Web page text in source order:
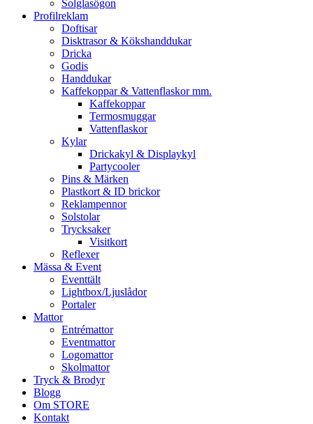
Solglasögon
Profilreklam
Doftisar
Disktrasor & Kökshanddukar
Dricka
Godis
Handdukar
Kaffekoppar & Vattenflaskor mm.
Kaffekoppar
Termosmuggar
Vattenflaskor
Kylar
Drickakyl & Displaykyl
Partycooler
Pins & Märken
Plastkort & ID brickor
Reklampennor
Solstolar
Trycksaker
Visitkort
Reflexer
Mässa & Event
Eventtält
Lightbox/Ljuslådor
Portaler
Mattor
Entrémattor
Eventmattor
Logomattor
Skolmattor
Tryck & Brodyr
Blogg
Om STORE
Kontakt